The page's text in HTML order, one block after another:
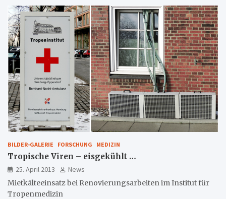
BILDER-GALERIE FORSCHUNG MEDIZIN
Tropische Viren – eisgekühlt …
25. April 2013
News
Mietkälteeinsatz bei Renovierungsarbeiten im Institut für
Tropenmedizin